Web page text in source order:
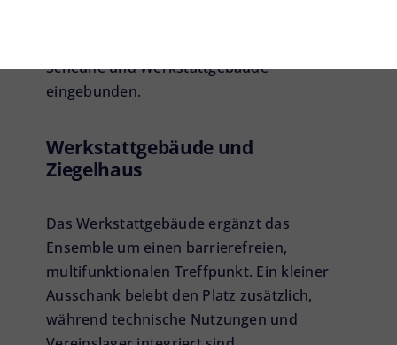
Scheune und Werkstattgebäude
eingebunden.
Werkstattgebäude und
Ziegelhaus
Das Werkstattgebäude ergänzt das
Ensemble um einen barrierefreien,
multifunktionalen Treffpunkt. Ein kleiner
Ausschank belebt den Platz zusätzlich,
während technische Nutzungen und